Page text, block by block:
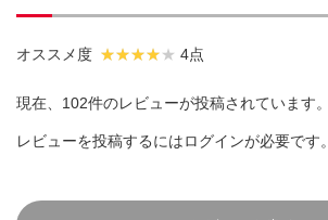
オススメ度 4点
現在、102件のレビューが投稿されています。
レビューを投稿するにはログインが必要です。